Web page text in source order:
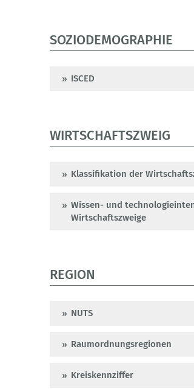
SOZIODEMOGRAPHIE
ISCED
WIRTSCHAFTSZWEIG
Klassifikation der
Wissen- und
Wirtschaftszweige
REGION
NUTS
Raumordnungsregionen
Kreiskennziffer